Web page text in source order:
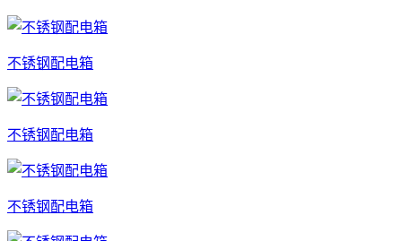
不锈钢配电箱
不锈钢配电箱
不锈钢配电箱